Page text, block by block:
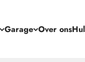
Garage Over ons